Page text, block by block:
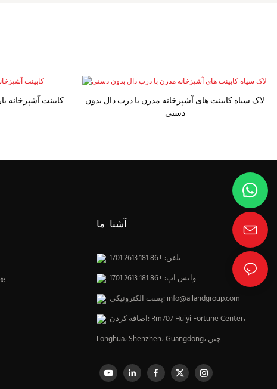
کابینت
لاک سیاه کابینت های آشپزخانه مدرن با درب دال بدون
دستی
آشنا ما
تلفن: +86 181 2613 1701
واتس اپ: +86 181 2613 1701
پست الکترونیکی: info@allandgroup.com
اضافه کردن: Rm707 Huiyi Fortune Center،
Longhua، Shenzhen، Guangdong، چین